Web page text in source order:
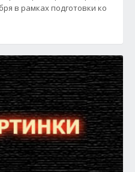
в рамках подготовки ко